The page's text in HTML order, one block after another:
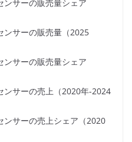
ンサーの販売量シェア
ンサーの販売量（2025
ンサーの販売量シェア
ンサーの売上（2020年-2024
ンサーの売上シェア（2020